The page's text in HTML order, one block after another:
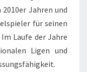
Jahren und
für seinen
Laufe der Jahre
Ligen und